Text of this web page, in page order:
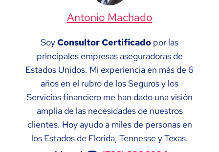
Antonio Machado
SoyConsultor Certificado por las
principales empresas aseguradoras de
Estados Unidos. Mi experiencia en más de 6
años en el rubro de los Seguros y los
Servicios financiero me han dado una visión
amplia de las necesidades de nuestros
clientes. Hoy ayudo a miles de personas en
los Estados de Florida, Tennesse y Texas.